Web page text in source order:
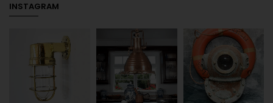
INSTAGRAM